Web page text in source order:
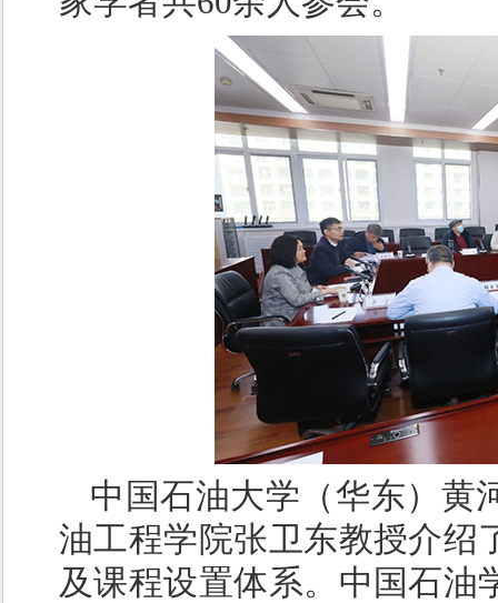
中国石油大学（华东）黄
油工程学院张卫东教授介绍
及课程设置体系。中国石油